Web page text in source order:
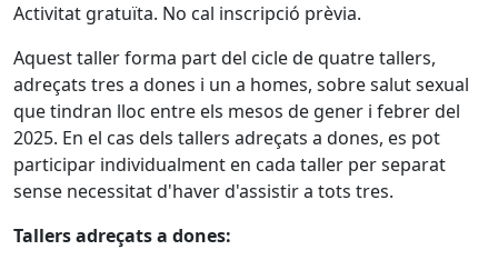
Activitat gratuïta. No cal inscripció prèvia.
Aquest taller forma part del cicle de quatre tallers,
adreçats tres a dones i un a homes, sobre salut sexual
que tindran lloc entre els mesos de gener i febrer del
2025. En el cas dels tallers adreçats a dones, es pot
participar individualment en cada taller per separat
sense necessitat d'haver d'assistir a tots tres.
Tallers adreçats a dones: